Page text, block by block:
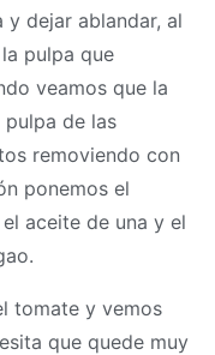
dejar ablandar, al
pulpa que
veamos que la
de las
removiendo con
ponemos el
aceite de una y el
tomate y vemos
que quede muy